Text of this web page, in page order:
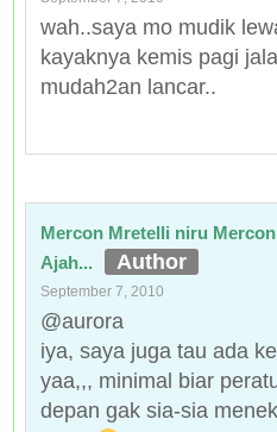
wah..saya mo mudik
kayaknya kemis pagi
mudah2an lancar..
Mercon Mretelli niru
Ajah...
September 7, 2010
@aurora
iya, saya juga tau ada
yaa,,, minimal biar
depan gak sia-sia